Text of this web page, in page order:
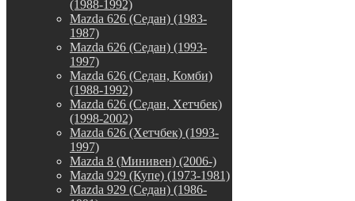
(1988-1992)
Mazda 626 (Седан) (1983-
1987)
Mazda 626 (Седан) (1993-
1997)
Mazda 626 (Седан, Комби)
(1988-1992)
Mazda 626 (Седан, Хетчбек)
(1998-2002)
Mazda 626 (Хетчбек) (1993-
1997)
Mazda 8 (Минивен) (2006-)
Mazda 929 (Купе) (1973-1981)
Mazda 929 (Седан) (1986-